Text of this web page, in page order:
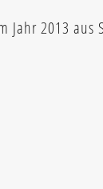
Jahr 2013